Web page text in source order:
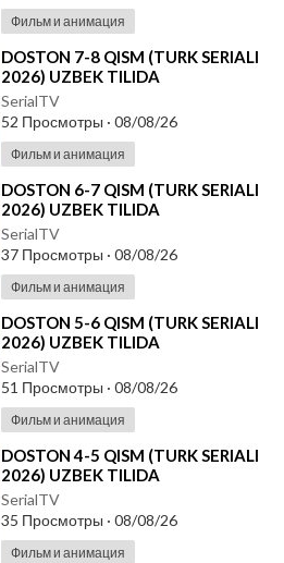
Фильм и анимация
⁣DOSTON 7-8 QISM (TURK SERIALI
2026) UZBEK TILIDA
SerialTV
52 Просмотры · 08/08/26
Фильм и анимация
⁣DOSTON 6-7 QISM (TURK SERIALI
2026) UZBEK TILIDA
SerialTV
37 Просмотры · 08/08/26
Фильм и анимация
⁣DOSTON 5-6 QISM (TURK SERIALI
2026) UZBEK TILIDA
SerialTV
51 Просмотры · 08/08/26
Фильм и анимация
⁣DOSTON 4-5 QISM (TURK SERIALI
2026) UZBEK TILIDA
SerialTV
35 Просмотры · 08/08/26
Фильм и анимация